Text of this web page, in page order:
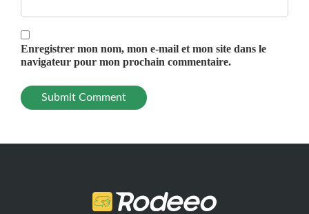
Enregistrer mon nom, mon e-mail et mon site dans le
navigateur pour mon prochain commentaire.